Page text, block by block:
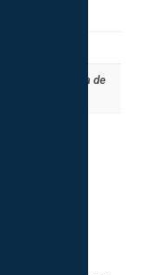
Lanterna de
de Metal Alta